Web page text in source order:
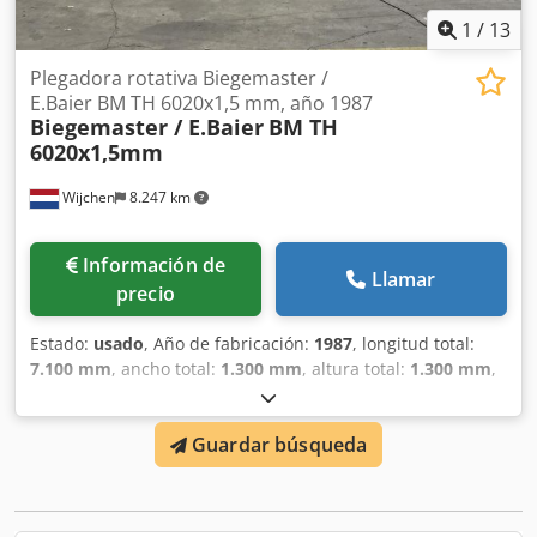
1 / 13
Wijchen 8.247 km
Plegadora rotativa Biegemaster /
E.Baier BM TH 6020x1,5 mm, año 1987
Biegemaster / E.Baier BM TH
6020x1,5mm
Información de
precio
Llamar
Estado: usado, Año de fabricación: 1987, longitud total:
7.100 mm, ancho total: 1.300 mm, altura total: 1.300 mm,
Color: Verde Peso en vacío: 4000 kg Precio: Consultar - Año
de fabricación: 1987 - Documentación disponible: No -
Certificado CE: No - Número de serie: 301/405 - Control:
Convencional - Modelo de máquina: Semiautomática -
Guardar búsqueda